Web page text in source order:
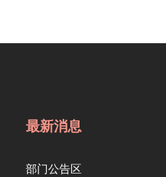
最新消息
部门公告区